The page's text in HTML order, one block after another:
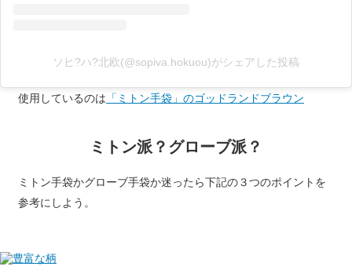
ソヒ?ハ?北欧(@sopiva.hokuou)がシェアした投稿
使用しているのは 「ミトン手袋」のゴッドランドブラウン
ミトン派？グローブ派？
ミトン手袋かグローブ手袋か迷ったら下記の３つのポイントを
参考にしよう。